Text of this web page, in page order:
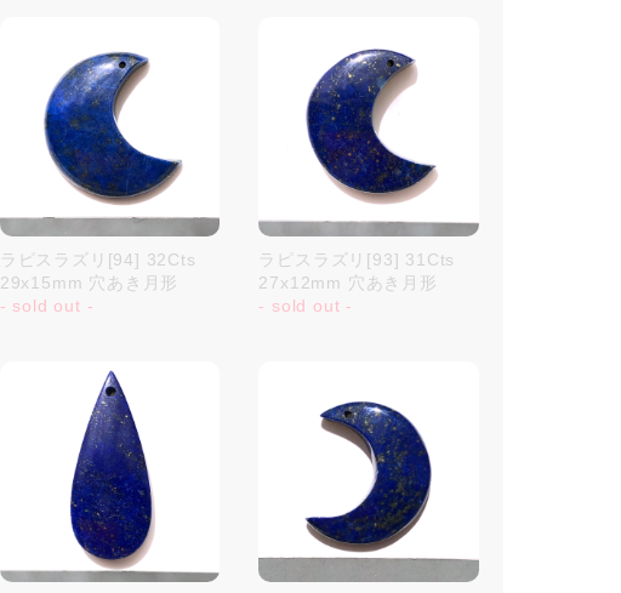
ラピスラズリ[94] 32Cts
29x15mm 穴あき月形
- sold out -
ラピスラズリ[93] 31Cts
27x12mm 穴あき月形
- sold out -